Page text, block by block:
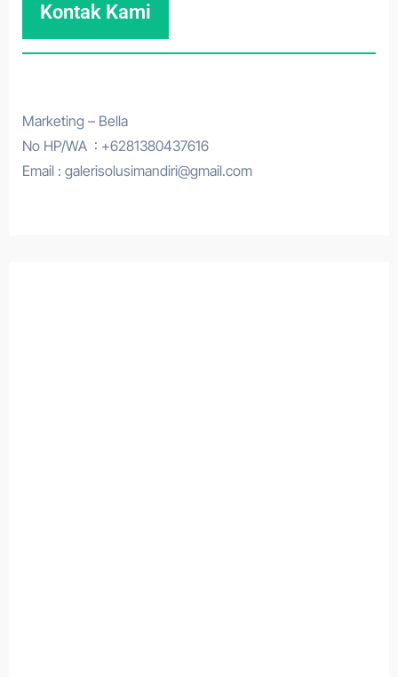
Kontak Kami
Marketing – Bella
No HP/WA : +6281380437616
Email : galerisolusimandiri@gmail.com